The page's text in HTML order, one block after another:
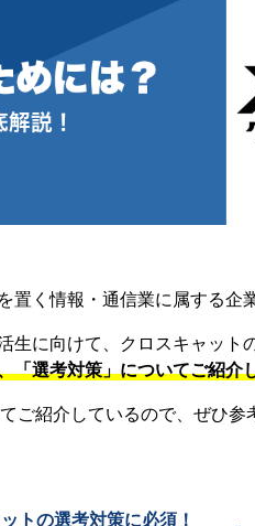
く情報・通信業に属する企業
生に向けて、クロスキャット
「選考対策」についてご紹介
ご紹介しているので、ぜひ参
トの選考対策に必須！